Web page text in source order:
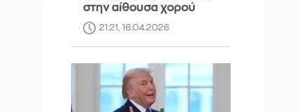
στην αίθουσα χορού
21:21, 16.04.2026